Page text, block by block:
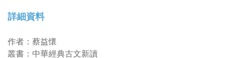
詳細資料
作者：蔡益懷
叢書：中華經典古文新讀